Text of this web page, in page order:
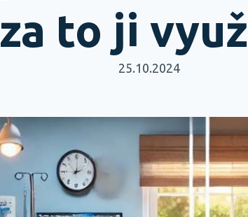
za to ji
25.10.2024